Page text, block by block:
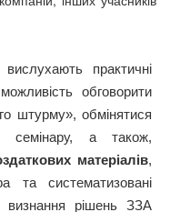
практичні
обговорити
штурму», обмінятися
семінару, а також,
матеріалів,
та систематизовані
рішень ЗЗА